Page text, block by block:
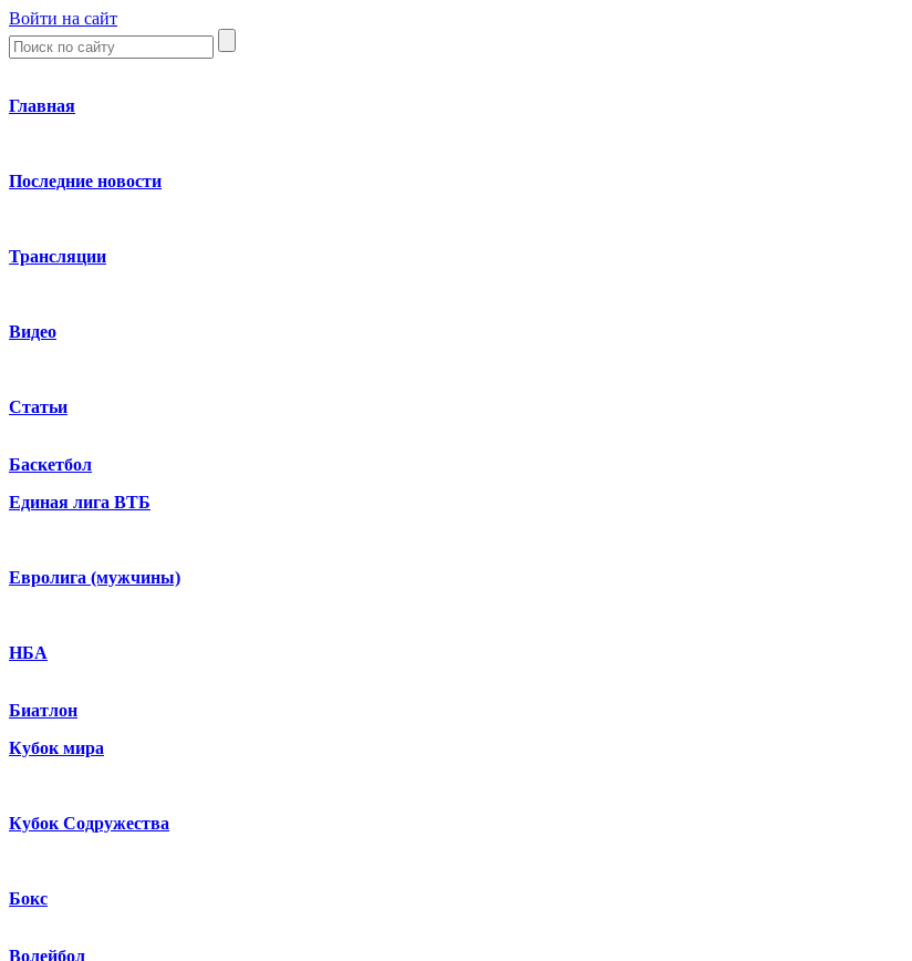
Войти на сайт
Главная
Последние новости
Трансляции
Видео
Статьи
Баскетбол
Единая лига ВТБ
Евролига (мужчины)
НБА
Биатлон
Кубок мира
Кубок Содружества
Бокс
Волейбол